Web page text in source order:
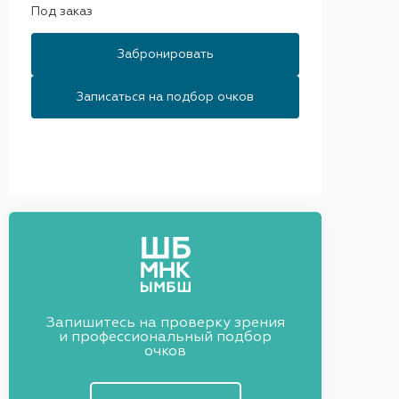
Под заказ
Забронировать
Записаться на подбор очков
Запишитесь на проверку зрения
и профессиональный подбор
очков